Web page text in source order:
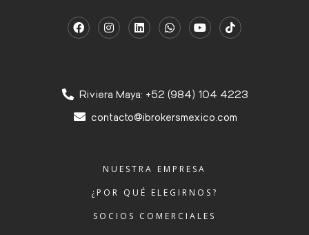
Riviera Maya: +52 (984) 104 4223
contacto@ibrokersmexico.com
NUESTRA EMPRESA
¿POR QUÉ ELEGIRNOS?
SOCIOS COMERCIALES